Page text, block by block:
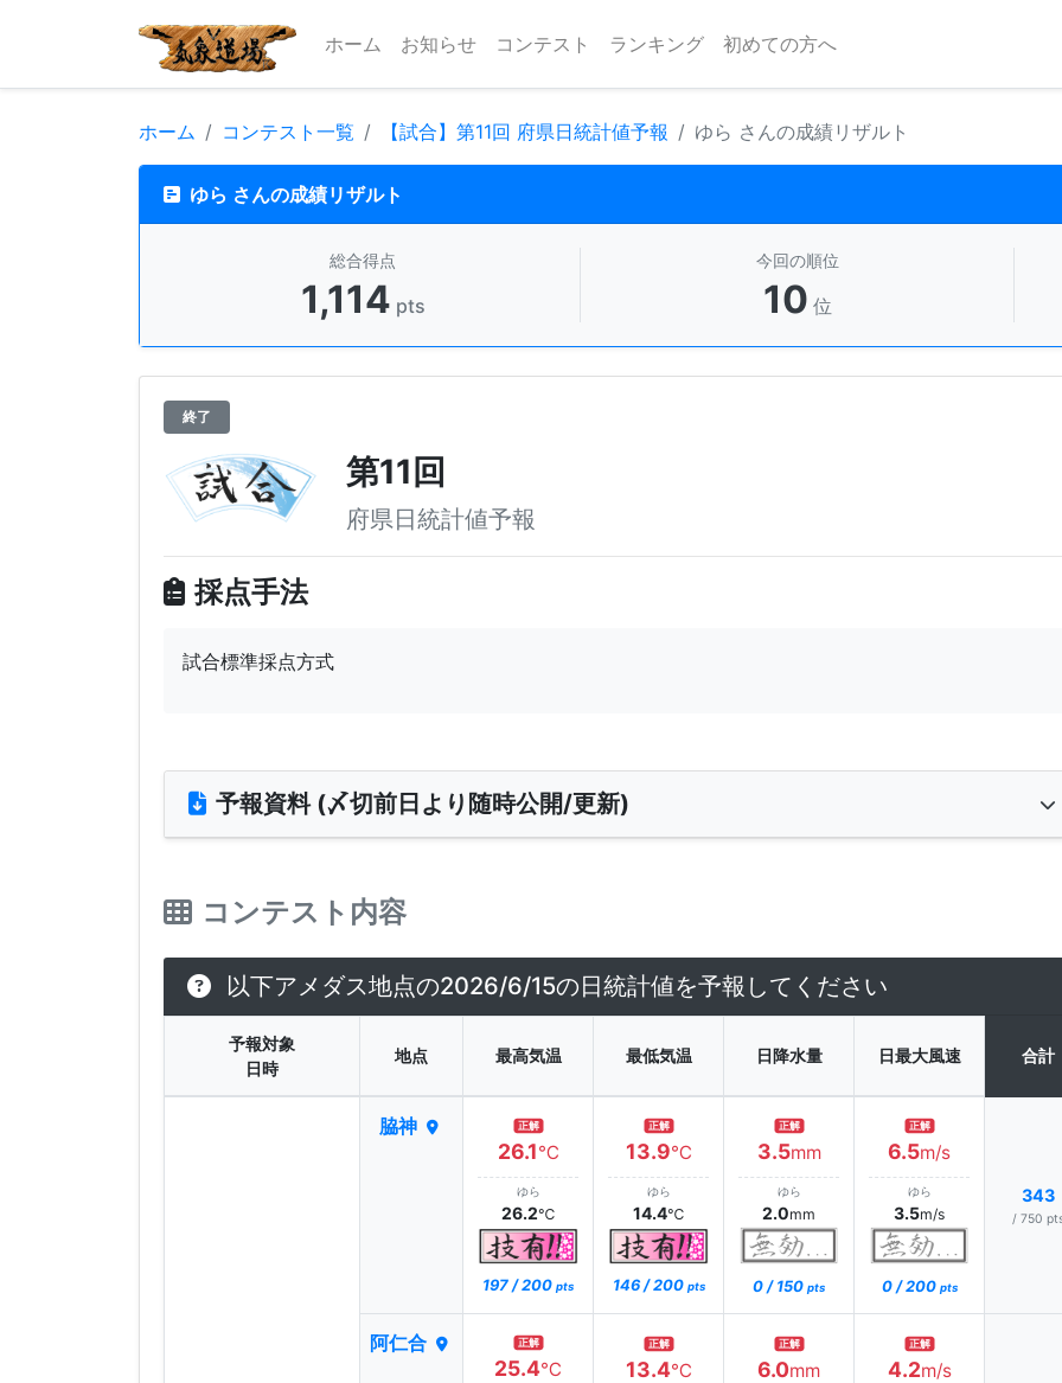
ホーム お知らせ コンテスト ランキング 初めての方へ
ホーム コンテスト一覧 【試合】第11回 府県日統計値予報 ゆら さんの成績リザルト
ゆら さんの成績リザルト
総合得点
1,114 pts
今回の順位
10 位
終了
第11回
府県日統計値予報
採点手法
試合標準採点方式
予報資料 (〆切前日より随時公開/更新)
コンテスト内容
以下アメダス地点の2026/6/15の日統計値を予報してください
予報対象
日時
地点 最高気温 最低気温 日降水量 日最大風速 合計
脇神 正解
26.1℃
ゆら
26.2℃
197 / 200 pts
正解
13.9℃
ゆら
14.4℃
146 / 200 pts
正解
3.5mm
ゆら
2.0mm
0 / 150 pts
正解
6.5m/s
ゆら
3.5m/s
0 / 200 pts
343
/ 750
阿仁合 正解
25.4℃
正解
13.4℃
正解
6.0mm
正解
4.2m/s